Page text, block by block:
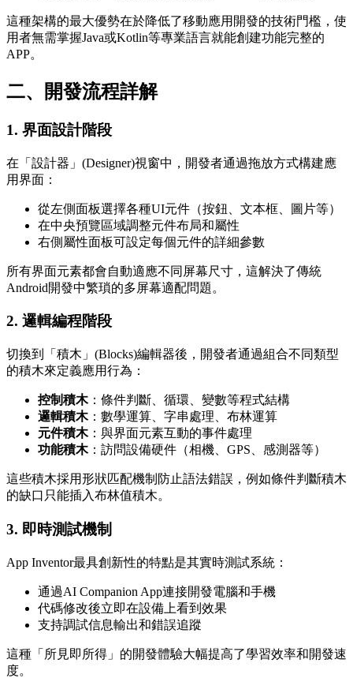
這種架構的最大優勢在於降低了移動應用開發的技術門檻，使
用者無需掌握Java或Kotlin等專業語言就能創建功能完整的
APP。
二、開發流程詳解
1. 界面設計階段
在「設計器」(Designer)視窗中，開發者通過拖放方式構建應
用界面：
從左側面板選擇各種UI元件（按鈕、文本框、圖片等）
在中央預覽區域調整元件布局和屬性
右側屬性面板可設定每個元件的詳細參數
所有界面元素都會自動適應不同屏幕尺寸，這解決了傳統
Android開發中繁瑣的多屏幕適配問題。
2. 邏輯編程階段
切換到「積木」(Blocks)編輯器後，開發者通過組合不同類型
的積木來定義應用行為：
控制積木：條件判斷、循環、變數等程式結構
邏輯積木：數學運算、字串處理、布林運算
元件積木：與界面元素互動的事件處理
功能積木：訪問設備硬件（相機、GPS、感測器等）
這些積木採用形狀匹配機制防止語法錯誤，例如條件判斷積木
的缺口只能插入布林值積木。
3. 即時測試機制
App Inventor最具創新性的特點是其實時測試系統：
通過AI Companion App連接開發電腦和手機
代碼修改後立即在設備上看到效果
支持調試信息輸出和錯誤追蹤
這種「所見即所得」的開發體驗大幅提高了學習效率和開發速
度。